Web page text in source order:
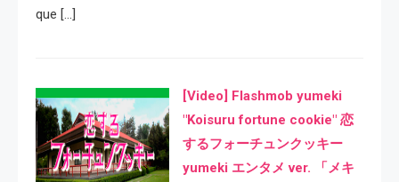
que […]
[Video] Flashmob yumeki
"Koisuru fortune cookie" 恋
するフォーチュンクッキー
yumeki エンタメ ver. 「メキ